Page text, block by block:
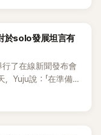
照片對比，並直言
時間內累積超過 17
PO 預期相反，大
理性表示：「就算
而且她本業表現也
嚨不適，經過醫院診
用聲音，包括歌
的演唱會中，儘
在演唱會上仍盡全
，氣氛熱烈。
是的，表演前你也必
成員發送了訊息，
說都是珍貴的人，我
們在（我們的工
失望，希望可以成
於solo發展坦言有
了在線新聞發布會
Yuju說：「在準備首
的東西，很新鮮、